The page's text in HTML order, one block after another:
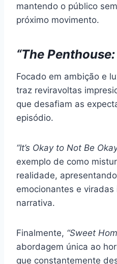
mantendo o público
próximo movimento.
“The
Focado em ambição e
traz reviravoltas
que desafiam as
episódio.
“It’s Okay to Not Be
exemplo de como
realidade,
emocionantes e
narrativa.
Finalmente, “Sweet
abordagem única ao
que constantemente